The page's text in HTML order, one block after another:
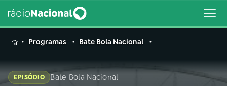
MENUProgramas Bate Bola Nacional
EPISÓDIO Bate Bola Nacional